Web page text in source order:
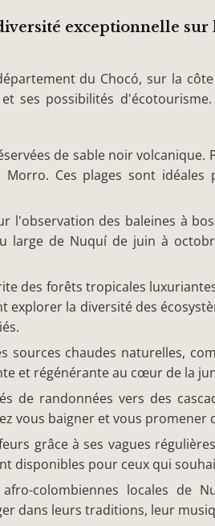
exceptionnelle sur
du Chocó, sur la
ses possibilités
de sable noir volcanique.
Ces plages sont
l'observation des baleines à
large de Nuquí de juin à
des forêts tropicales
la diversité des
chaudes naturelles,
et régénérante au cœur de la
de randonnées vers des
vous baigner et vous promener
grâce à ses vagues
disponibles pour ceux qui
colombiennes locales de
dans leurs traditions, leur